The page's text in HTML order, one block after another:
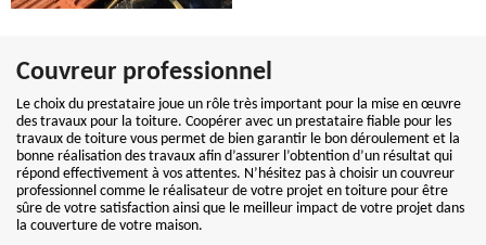
Couvreur professionnel
Le choix du prestataire joue un rôle très important pour la mise en œuvre
des travaux pour la toiture. Coopérer avec un prestataire fiable pour les
travaux de toiture vous permet de bien garantir le bon déroulement et la
bonne réalisation des travaux afin d’assurer l’obtention d’un résultat qui
répond effectivement à vos attentes. N’hésitez pas à choisir un couvreur
professionnel comme le réalisateur de votre projet en toiture pour être
sûre de votre satisfaction ainsi que le meilleur impact de votre projet dans
la couverture de votre maison.